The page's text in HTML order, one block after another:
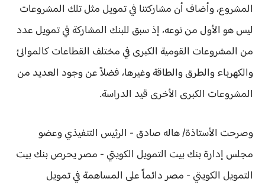
المشروع، وأضاف أن مشاركتنا في تمويل مثل تلك المشروعات
ليس هو الأول من نوعه، إذ سبق للبنك المشاركة في تمويل عدد
من المشروعات القومية الكبرى في مختلف القطاعات كالموانئ
والكهرباء والطرق والطاقة وغيرها، فضلاً عن وجود العديد من
المشروعات الكبرى الأخرى قيد الدراسة.
وصرحت الأستاذة/ هاله صادق - الرئيس التنفيذي وعضو
مجلس إدارة بنك بيت التمويل الكويتي - مصر يحرص بنك بيت
التمويل الكويتي - مصر دائماً على المساهمة في تمويل